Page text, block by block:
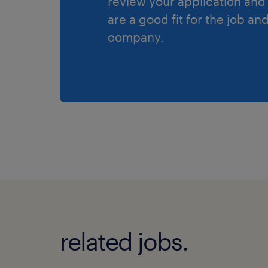
are a good fit for the job
company.
related jobs.